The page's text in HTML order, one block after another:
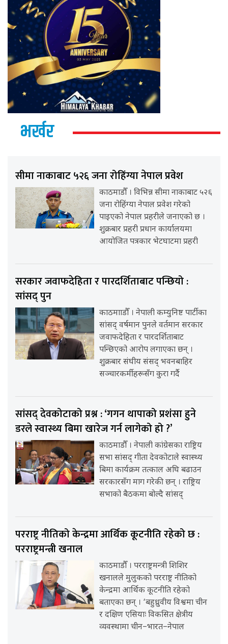
भर्खर
सीमा नाकाबाट ५२६ जना रोहिंग्या नेपाल प्रवेश
काठमाडौँ । विभिन्न सीमा नाकाबाट ५२६
जना रोहिंग्या नेपाल प्रवेश गरेको
पाइएको नेपाल प्रहरीले जनाएको छ ।
शुक्रबार प्रहरी प्रधान कार्यालयमा
आयोजित पत्रकार भेटघाटमा प्रहरी
सरकार जवाफदेहिता र पारदर्शिताबाट पन्छियो :
सांसद् पुन
काठमााडौँ । नेपाली कम्युनिष्ट पार्टीका
सांसद् वर्षमान पुनले वर्तमान सरकार
जवाफदेहिता र पारदर्शिताबाट
पन्छिएको आरोप लगाएका छन् ।
शुक्रबार संघीय संसद् भवनबाहिर
सञ्चारकर्मीहरूसँग कुरा गर्दै
सांसद् देवकोटाको प्रश्न : ‘गगन थापाको प्रशंसा हुने
डरले स्वास्थ्य बिमा खारेज गर्न लागेको हो ?’
काठमाडौँ । नेपाली कांग्रेसका राष्ट्रिय
सभा सांसद् गीता देवकोटाले स्वास्थ्य
बिमा कार्यक्रम तत्काल अघि बढाउन
सरकारसँग माग गरेकी छन् । राष्ट्रिय
सभाको बैठकमा बोल्दै सांसद्
परराष्ट्र नीतिको केन्द्रमा आर्थिक कूटनीति रहेको छ :
परराष्ट्रमन्त्री खनाल
काठमाडौँ । परराष्ट्रमन्त्री शिशिर
खनालले मुलुकको परराष्ट्र नीतिको
केन्द्रमा आर्थिक कूटनीति रहेको
बताएका छन् । ‘बहुध्रुवीय विश्वमा चीन
र दक्षिण एसियाः विकसित क्षेत्रीय
व्यवस्थामा चीन–भारत–नेपाल